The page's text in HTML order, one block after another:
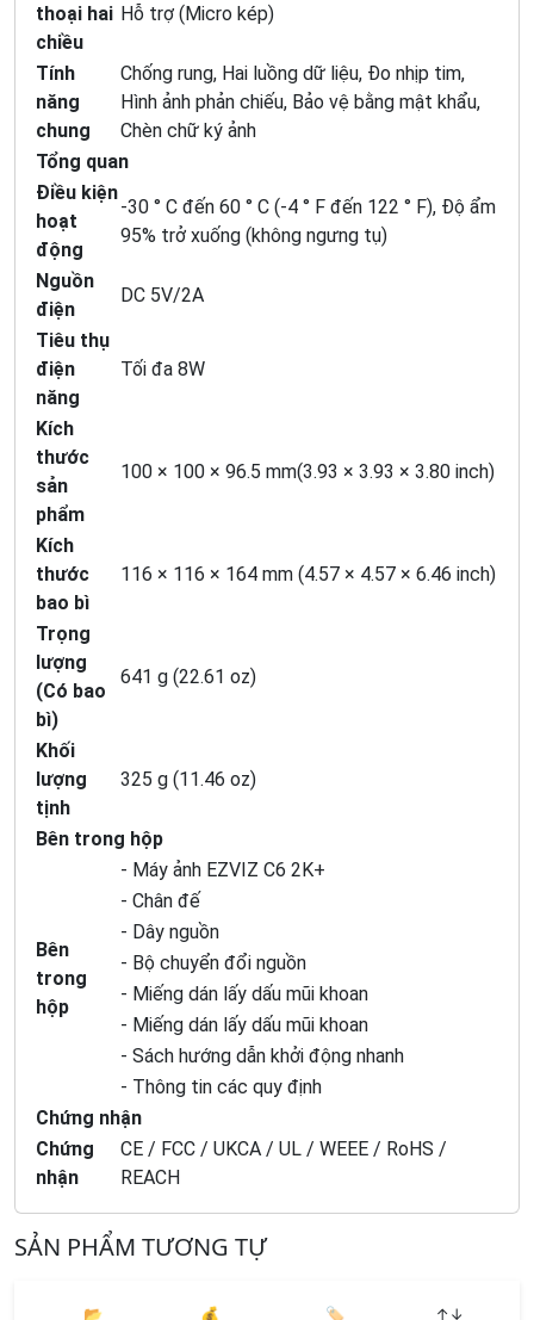
thoại hai
chiều
Hỗ trợ (Micro kép)
Tính
năng
chung
Chống rung, Hai luồng dữ liệu, Đo nhịp tim,
Hình ảnh phản chiếu, Bảo vệ bằng mật khẩu,
Chèn chữ ký ảnh
Tổng quan
Điều kiện
hoạt
động
-30 ° C đến 60 ° C (-4 ° F đến 122 ° F), Độ ẩm
95% trở xuống (không ngưng tụ)
Nguồn
điện
DC 5V/2A
Tiêu thụ
điện
năng
Tối đa 8W
Kích
thước
sản
phẩm
100 × 100 × 96.5 mm(3.93 × 3.93 × 3.80 inch)
Kích
thước
bao bì
116 × 116 × 164 mm (4.57 × 4.57 × 6.46 inch)
Trọng
lượng
(Có bao
bì)
641 g (22.61 oz)
Khối
lượng
tịnh
325 g (11.46 oz)
Bên trong hộp
Bên
trong
hộp
- Máy ảnh EZVIZ C6 2K+
- Chân đế
- Dây nguồn
- Bộ chuyển đổi nguồn
- Miếng dán lấy dấu mũi khoan
- Miếng dán lấy dấu mũi khoan
- Sách hướng dẫn khởi động nhanh
- Thông tin các quy định
Chứng nhận
Chứng
nhận
CE / FCC / UKCA / UL / WEEE / RoHS /
REACH
SẢN PHẨM TƯƠNG TỰ
📂 💰 🏷️ ↑↓